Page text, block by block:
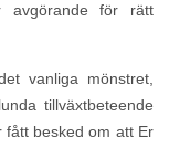
avgörande för rätt
vanliga mönstret,
tillväxtbeteende
fått besked om att Er